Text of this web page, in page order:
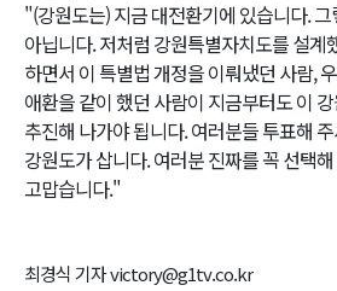
"(강원도는) 지금 대전환기에 있습니다.
아닙니다. 저처럼 강원특별자치도를 설계
하면서 이 특별법 개정을 이뤄냈던 사람,
애환을 같이 했던 사람이 지금부터도 이
추진해 나가야 됩니다. 여러분들 투표해
강원도가 삽니다. 여러분 진짜를 꼭 선택
고맙습니다."
최경식 기자 victory@g1tv.co.kr